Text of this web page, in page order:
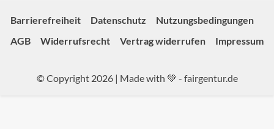
Barrierefreiheit Datenschutz
Nutzungsbedingungen
AGB
Widerrufsrecht Vertrag widerrufen Impressum
© Copyright 2026 | Made with 💚 - fairgentur.de